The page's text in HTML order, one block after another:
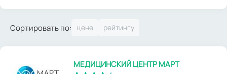
Сортировать по:
МЕДИЦИНСКИЙ ЦЕНТР МАРТ